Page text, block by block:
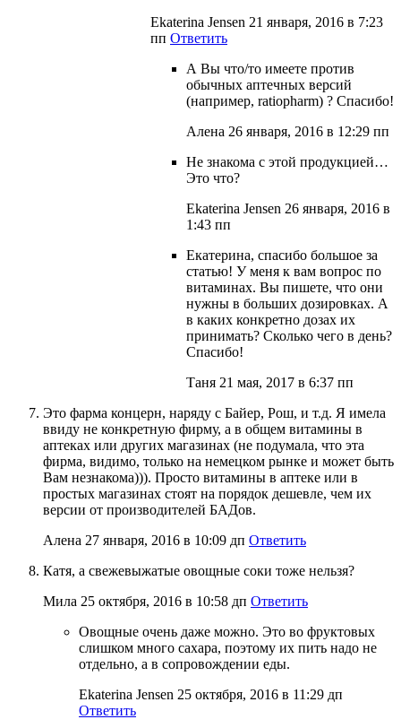
Ekaterina Jensen 21 января, 2016 в 7:23
пп Ответить
А Вы что/то имеете против
обычных аптечных версий
(например, ratiopharm) ? Спасибо!
Алена 26 января, 2016 в 12:29 пп
Не знакома с этой продукцией…
Это что?
Ekaterina Jensen 26 января, 2016 в
1:43 пп
Екатерина, спасибо большое за
статью! У меня к вам вопрос по
витаминах. Вы пишете, что они
нужны в больших дозировках. А
в каких конкретно дозах их
принимать? Сколько чего в день?
Спасибо!
Таня 21 мая, 2017 в 6:37 пп
Это фарма концерн, наряду с Байер, Рош, и т.д. Я имела
ввиду не конкретную фирму, а в общем витамины в
аптеках или других магазинах (не подумала, что эта
фирма, видимо, только на немецком рынке и может быть
Вам незнакома))). Просто витамины в аптеке или в
простых магазинах стоят на порядок дешевле, чем их
версии от производителей БАДов.
Алена 27 января, 2016 в 10:09 дп Ответить
Катя, а свежевыжатые овощные соки тоже нельзя?
Мила 25 октября, 2016 в 10:58 дп Ответить
Овощные очень даже можно. Это во фруктовых
слишком много сахара, поэтому их пить надо не
отдельно, а в сопровождении еды.
Ekaterina Jensen 25 октября, 2016 в 11:29 дп
Ответить